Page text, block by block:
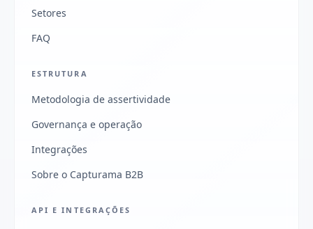
Setores
FAQ
ESTRUTURA
Metodologia de assertividade
Governança e operação
Integrações
Sobre o Capturama B2B
API E INTEGRAÇÕES